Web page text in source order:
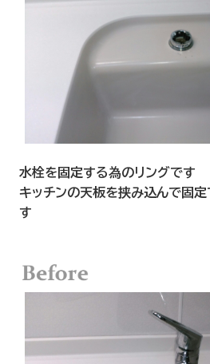
水栓を固定する為のリングです
キッチンの天板を挟み込んで固
す